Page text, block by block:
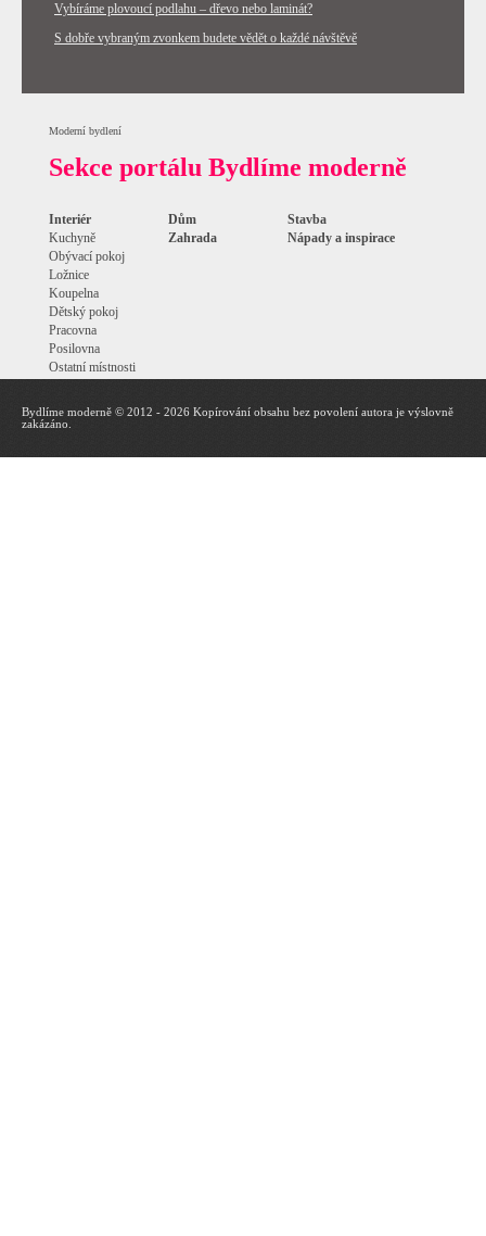
Vybíráme plovoucí podlahu – dřevo nebo laminát?
S dobře vybraným zvonkem budete vědět o každé návštěvě
Moderní bydlení
Sekce portálu Bydlíme moderně
Interiér
Kuchyně
Obývací pokoj
Ložnice
Koupelna
Dětský pokoj
Pracovna
Posilovna
Ostatní místnosti
Dům
Stavba
Zahrada
Nápady a inspirace
Bydlíme moderně © 2012 - 2026 Kopírování obsahu bez povolení autora je výslovně
zakázáno.